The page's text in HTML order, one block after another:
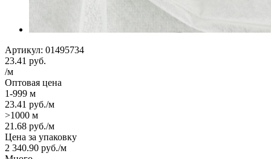
Артикул: 01495734
23.41 руб.
/м
Оптовая цена
1-999 м
23.41 руб./м
>1000 м
21.68 руб./м
Цена за упаковку
2 340.90 руб./м